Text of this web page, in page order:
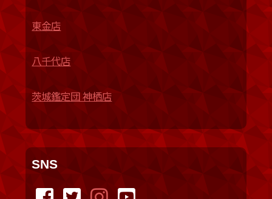
東金店
八千代店
茨城鑑定団 神栖店
SNS